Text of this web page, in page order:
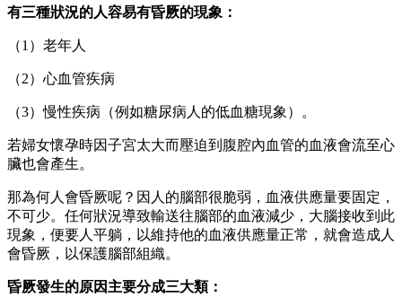
有三種狀況的人容易有昏厥的現象：
（1）老年人
（2）心血管疾病
（3）慢性疾病（例如糖尿病人的低血糖現象）。
若婦女懷孕時因子宮太大而壓迫到腹腔內血管的血液會流至心
臟也會產生。
那為何人會昏厥呢？因人的腦部很脆弱，血液供應量要固定，
不可少。任何狀況導致輸送往腦部的血液減少，大腦接收到此
現象，便要人平躺，以維持他的血液供應量正常，就會造成人
會昏厥，以保護腦部組織。
昏厥發生的原因主要分成三大類：